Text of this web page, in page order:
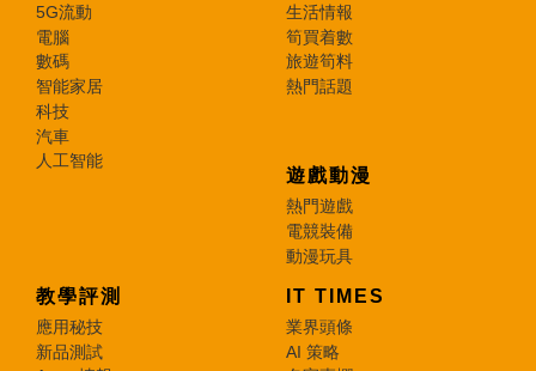
5G流動
電腦
數碼
智能家居
科技
汽車
人工智能
生活情報
筍買着數
旅遊筍料
熱門話題
遊戲動漫
熱門遊戲
電競裝備
動漫玩具
教學評測
應用秘技
新品測試
IT TIMES
業界頭條
AI 策略